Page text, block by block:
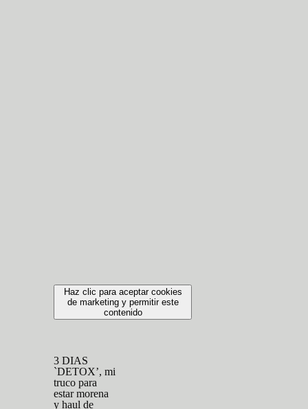
Haz clic para aceptar cookies
de marketing y permitir este
contenido
3 DIAS
`DETOX’, mi
truco para
estar morena
y haul de